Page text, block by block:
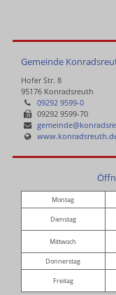
Gemeinde
Hofer Str. 8
95176 Konradsreuth
09292 9599-0
09292 9599-70
Montag
Dienstag
Mittwoch
Donnerstag
Freitag